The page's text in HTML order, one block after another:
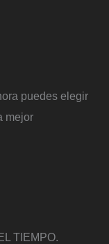
puedes elegir
mejor
TIEMPO.